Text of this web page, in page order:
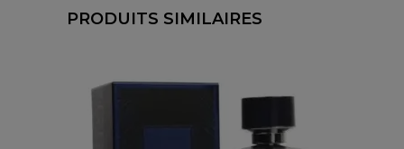
PRODUITS SIMILAIRES